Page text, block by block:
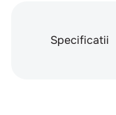
Specificatii